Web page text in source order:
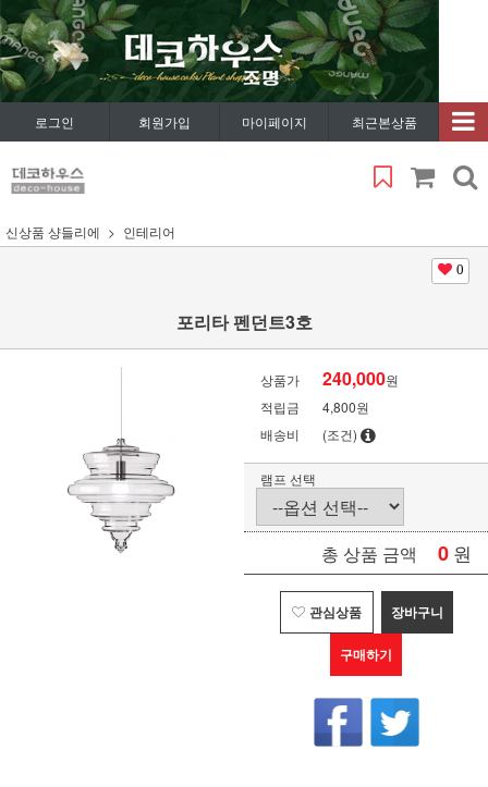
로그인 회원가입 마이페이지 최근본상품
신상품 샹들리에 인테리어
0
포리타 펜던트3호
상품가 240,000원
적립금
4,800원
배송비
(조건)
램프 선택
총 상품 금액 0 원
관심상품 장바구니
구매하기